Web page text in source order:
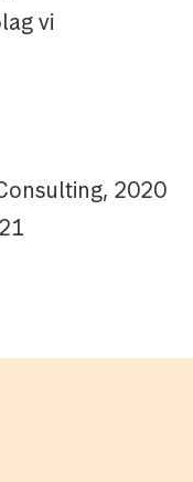
vi
2020